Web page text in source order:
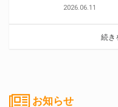
2026.06.11
続き
お知らせ